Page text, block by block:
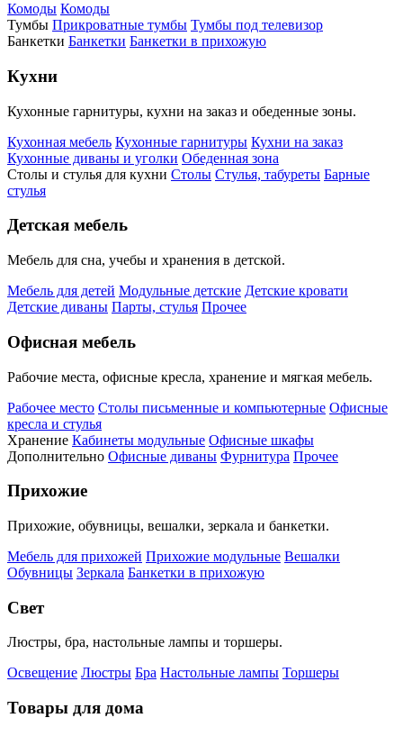
Комоды Комоды
Тумбы Прикроватные тумбы Тумбы под телевизор
Банкетки Банкетки Банкетки в прихожую
Кухни
Кухонные гарнитуры, кухни на заказ и обеденные зоны.
Кухонная мебель Кухонные гарнитуры Кухни на заказ
Кухонные диваны и уголки Обеденная зона
Столы и стулья для кухни Столы Стулья, табуреты Барные
стулья
Детская мебель
Мебель для сна, учебы и хранения в детской.
Мебель для детей Модульные детские Детские кровати
Детские диваны Парты, стулья Прочее
Офисная мебель
Рабочие места, офисные кресла, хранение и мягкая мебель.
Рабочее место Столы письменные и компьютерные Офисные
кресла и стулья
Хранение Кабинеты модульные Офисные шкафы
Дополнительно Офисные диваны Фурнитура Прочее
Прихожие
Прихожие, обувницы, вешалки, зеркала и банкетки.
Мебель для прихожей Прихожие модульные Вешалки
Обувницы Зеркала Банкетки в прихожую
Свет
Люстры, бра, настольные лампы и торшеры.
Освещение Люстры Бра Настольные лампы Торшеры
Товары для дома